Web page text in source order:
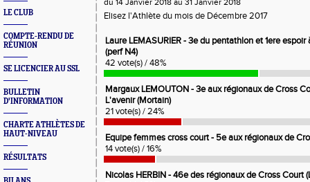
LE CLUB
COMPTE-RENDU DE
RÉUNION
SE LICENCIER AU SSL
BULLETIN
D'INFORMATION
CHARTE ATHLÈTES DE
HAUT-NIVEAU
RÉSULTATS
du 14 Janvier 2018 au 31 Janvier 2018
Elisez l'Athlète du mois de Décembre 2017
Laure LEMASURIER - 3e du pentathlon et 1ere
(perf N4)
42 vote(s) / 48%
Margaux LEMOUTON - 3e aux régionaux de Cross
L'avenir (Mortain)
21 vote(s) / 24%
Equipe femmes cross court - 5e aux régionaux de
14 vote(s) / 16%
Nicolas HERBIN - 46e des régionaux de Cross Court